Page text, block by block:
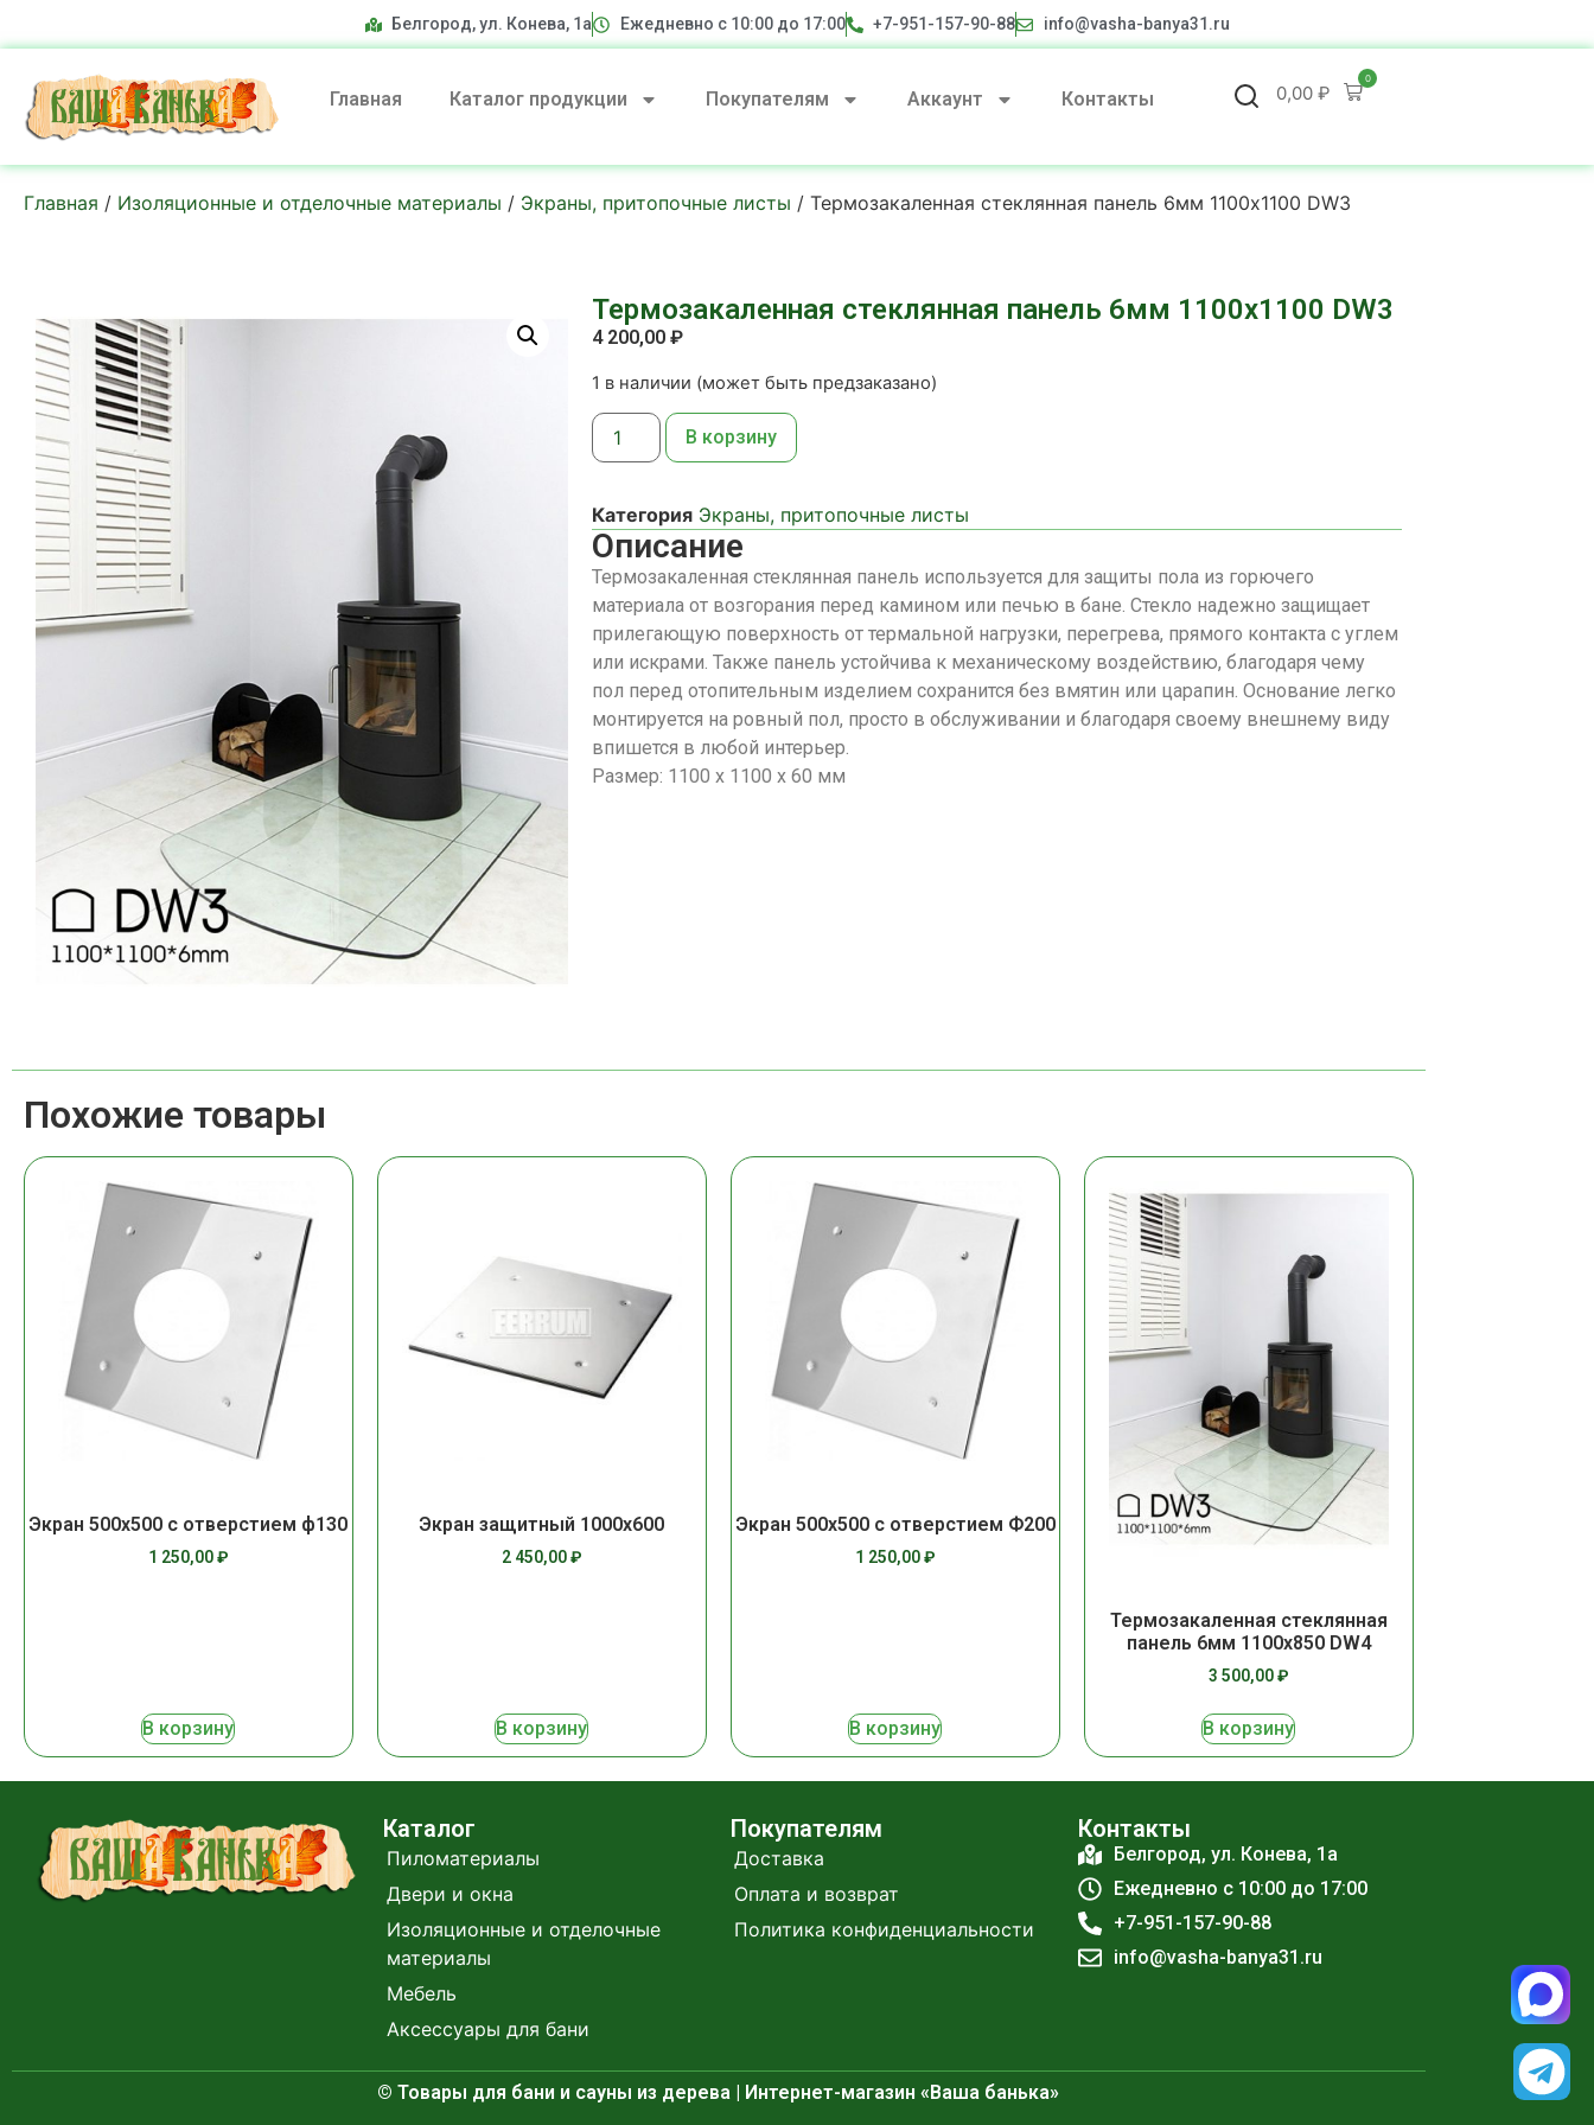
Белгород, ул. Конева, 1а Ежедневно с 10:00 до 17:00 +7-951-157-90-88 info@vasha-banya31.ru
Главная Каталог продукции Покупателям Аккаунт Контакты 0,00₽
0
Главная / Изоляционные и отделочные материалы / Экраны, притопочные листы / Термозакаленная стеклянная панель 6мм 1100х1100 DW3
Термозакаленная стеклянная панель 6мм 1100х1100 DW3
4 200,00 ₽
1 в наличии (может быть предзаказано)
В корзину
Категория Экраны, притопочные листы
Описание
Термозакаленная стеклянная панель используется для защиты пола из горючего
материала от возгорания перед камином или печью в бане. Стекло надежно защищает
прилегающую поверхность от термальной нагрузки, перегрева, прямого контакта с углем
или искрами. Также панель устойчива к механическому воздействию, благодаря чему
пол перед отопительным изделием сохранится без вмятин или царапин. Основание легко
монтируется на ровный пол, просто в обслуживании и благодаря своему внешнему виду
впишется в любой интерьер.
Размер: 1100 х 1100 х 60 мм
Похожие товары
Экран 500х500 с отверстием ф130
1 250,00₽
В корзину
Экран защитный 1000х600
2 450,00₽
В корзину
Экран 500х500 с отверстием Ф200
1 250,00₽
В корзину
Термозакаленная стеклянная
панель 6мм 1100х850 DW4
3 500,00₽
В корзину
Каталог
Пиломатериалы
Двери и окна
Изоляционные и отделочные
материалы
Мебель
Аксессуары для бани
Покупателям
Доставка
Оплата и возврат
Политика конфиденциальности
Контакты
Белгород, ул. Конева, 1а
Ежедневно с 10:00 до 17:00
+7-951-157-90-88
info@vasha-banya31.ru
© Товары для бани и сауны из дерева | Интернет-магазин «Ваша банька»